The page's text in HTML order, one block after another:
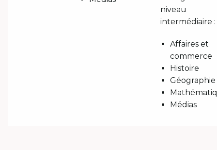
niveau
intermédiaire :
Affaires et
commerce
Histoire
Géographie
Médias